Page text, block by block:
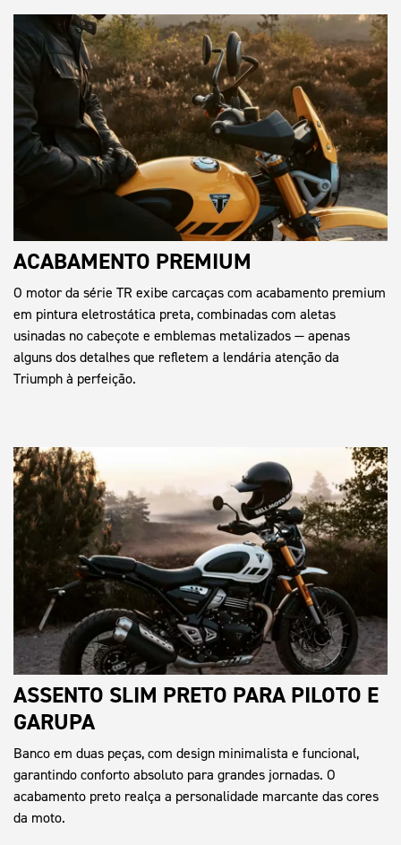
ACABAMENTO PREMIUM
O motor da série TR exibe carcaças com acabamento premium
em pintura eletrostática preta, combinadas com aletas
usinadas no cabeçote e emblemas metalizados — apenas
alguns dos detalhes que refletem a lendária atenção da
Triumph à perfeição.
ASSENTO SLIM PRETO PARA PILOTO E
GARUPA
Banco em duas peças, com design minimalista e funcional,
garantindo conforto absoluto para grandes jornadas. O
acabamento preto realça a personalidade marcante das cores
da moto.